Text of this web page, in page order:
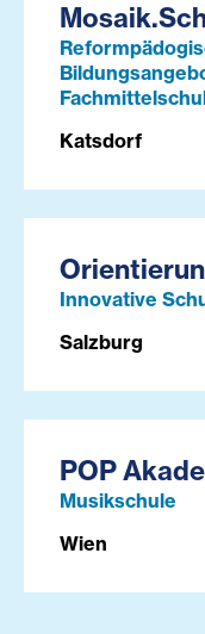
Katsdorf
Innovative
Salzburg
POP
Musikschule
Wien